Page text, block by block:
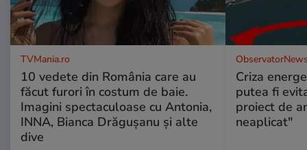
TVMania.ro
10 vedete din România care au
făcut furori în costum de baie.
Imagini spectaculoase cu Antonia,
INNA, Bianca Drăgușanu și alte
dive
Criza
putea fi
proiect de
neaplicat"